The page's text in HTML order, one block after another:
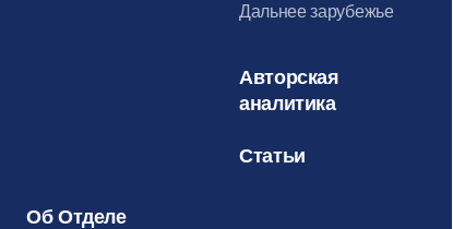
Дальнее зарубежье
Авторская
аналитика
Статьи
Об Отделе